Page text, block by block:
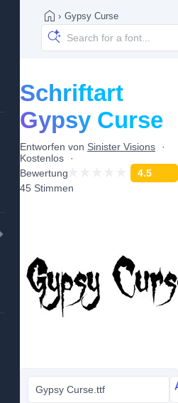
› Gypsy Curse
Schriftart
Gypsy Curse
Entworfen von Sinister Visions
Kostenlos
Bewertung
4.5
45 Stimmen
Gypsy Curse.ttf